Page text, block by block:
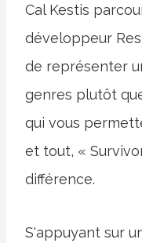
Cal Kestis
développeur
de représenter
genres plutôt
qui vous
et tout, «
différence.
S'appuyant sur